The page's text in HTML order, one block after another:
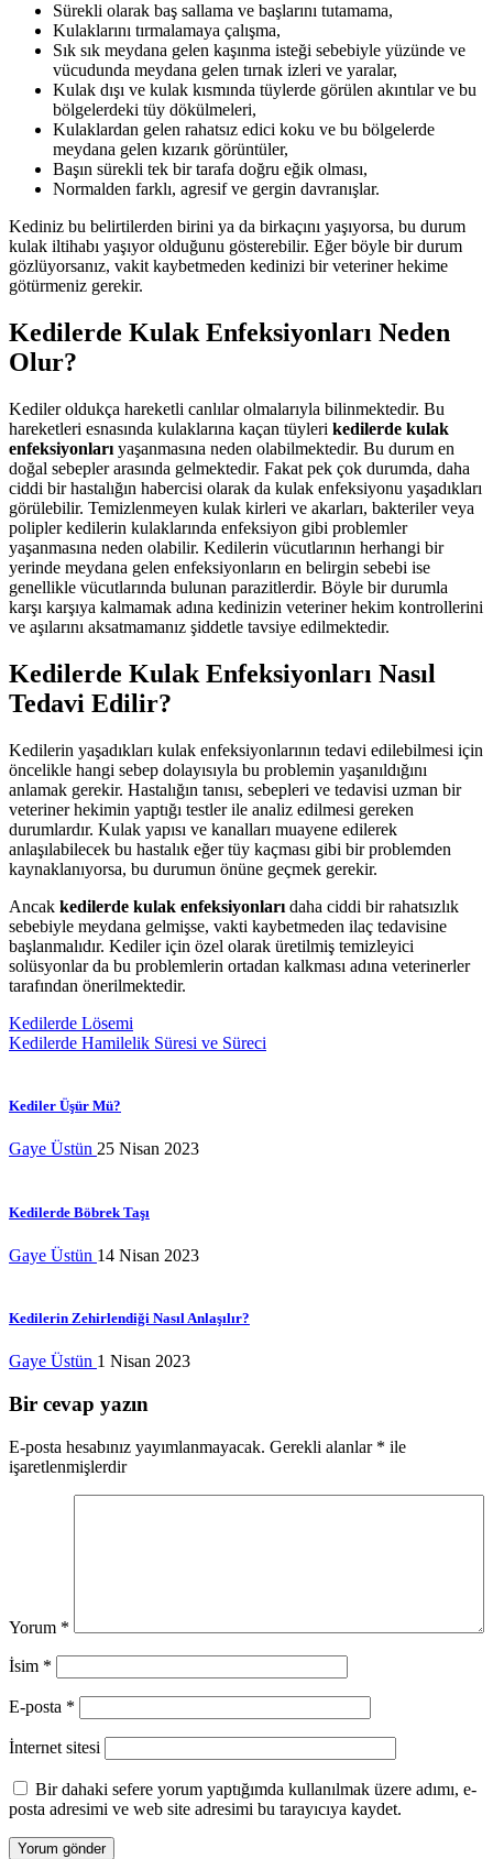
Sürekli olarak baş sallama ve başlarını tutamama,
Kulaklarını tırmalamaya çalışma,
Sık sık meydana gelen kaşınma isteği sebebiyle yüzünde ve
vücudunda meydana gelen tırnak izleri ve yaralar,
Kulak dışı ve kulak kısmında tüylerde görülen akıntılar ve bu
bölgelerdeki tüy dökülmeleri,
Kulaklardan gelen rahatsız edici koku ve bu bölgelerde
meydana gelen kızarık görüntüler,
Başın sürekli tek bir tarafa doğru eğik olması,
Normalden farklı, agresif ve gergin davranışlar.
Kediniz bu belirtilerden birini ya da birkaçını yaşıyorsa, bu durum
kulak iltihabı yaşıyor olduğunu gösterebilir. Eğer böyle bir durum
gözlüyorsanız, vakit kaybetmeden kedinizi bir veteriner hekime
götürmeniz gerekir.
Kedilerde Kulak Enfeksiyonları Neden
Olur?
Kediler oldukça hareketli canlılar olmalarıyla bilinmektedir. Bu
hareketleri esnasında kulaklarına kaçan tüyleri kedilerde kulak
enfeksiyonları yaşanmasına neden olabilmektedir. Bu durum en
doğal sebepler arasında gelmektedir. Fakat pek çok durumda, daha
ciddi bir hastalığın habercisi olarak da kulak enfeksiyonu yaşadıkları
görülebilir. Temizlenmeyen kulak kirleri ve akarları, bakteriler veya
polipler kedilerin kulaklarında enfeksiyon gibi problemler
yaşanmasına neden olabilir. Kedilerin vücutlarının herhangi bir
yerinde meydana gelen enfeksiyonların en belirgin sebebi ise
genellikle vücutlarında bulunan parazitlerdir. Böyle bir durumla
karşı karşıya kalmamak adına kedinizin veteriner hekim kontrollerini
ve aşılarını aksatmamanız şiddetle tavsiye edilmektedir.
Kedilerde Kulak Enfeksiyonları Nasıl
Tedavi Edilir?
Kedilerin yaşadıkları kulak enfeksiyonlarının tedavi edilebilmesi için
öncelikle hangi sebep dolayısıyla bu problemin yaşanıldığını
anlamak gerekir. Hastalığın tanısı, sebepleri ve tedavisi uzman bir
veteriner hekimin yaptığı testler ile analiz edilmesi gereken
durumlardır. Kulak yapısı ve kanalları muayene edilerek
anlaşılabilecek bu hastalık eğer tüy kaçması gibi bir problemden
kaynaklanıyorsa, bu durumun önüne geçmek gerekir.
Ancak kedilerde kulak enfeksiyonları daha ciddi bir rahatsızlık
sebebiyle meydana gelmişse, vakti kaybetmeden ilaç tedavisine
başlanmalıdır. Kediler için özel olarak üretilmiş temizleyici
solüsyonlar da bu problemlerin ortadan kalkması adına veterinerler
tarafından önerilmektedir.
Yazı
dolaşımı
Kedilerde Lösemi
Kedilerde Hamilelik Süresi ve Süreci
Kediler Üşür Mü?
Gaye Üstün 25 Nisan 2023
Kedilerde Böbrek Taşı
Gaye Üstün 14 Nisan 2023
Kedilerin Zehirlendiği Nasıl Anlaşılır?
Gaye Üstün 1 Nisan 2023
Bir cevap yazın
E-posta hesabınız yayımlanmayacak. Gerekli alanlar * ile
işaretlenmişlerdir
Yorum *
İsim *
E-posta *
İnternet sitesi
Bir dahaki sefere yorum yaptığımda kullanılmak üzere adımı, e-
posta adresimi ve web site adresimi bu tarayıcıya kaydet.